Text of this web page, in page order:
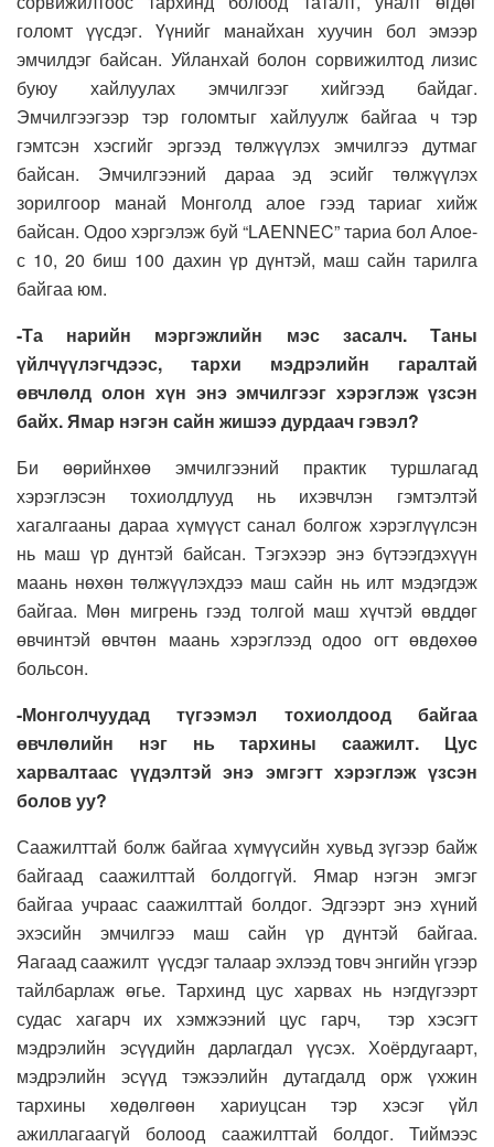
голомт үүсдэг. Үүнийг манайхан хуучин бол эмээр
эмчилдэг байсан. Уйланхай болон сорвижилтод лизис
буюу хайлуулах эмчилгээг хийгээд байдаг.
Эмчилгээгээр тэр голомтыг хайлуулж байгаа ч тэр
гэмтсэн хэсгийг эргээд төлжүүлэх эмчилгээ дутмаг
байсан. Эмчилгээний дараа эд эсийг төлжүүлэх
зорилгоор манай Монголд алое гээд тариаг хийж
байсан. Одоо хэргэлэж буй “LAENNEC” тариа бол Алое-
с 10, 20 биш 100 дахин үр дүнтэй, маш сайн тарилга
байгаа юм.
-Та нарийн мэргэжлийн мэс засалч. Таны
үйлчүүлэгчдээс, тархи мэдрэлийн гаралтай
өвчлөлд олон хүн энэ эмчилгээг хэрэглэж үзсэн
байх. Ямар нэгэн сайн жишээ дурдаач гэвэл?
Би өөрийнхөө эмчилгээний практик туршлагад
хэрэглэсэн тохиолдлууд нь ихэвчлэн гэмтэлтэй
хагалгааны дараа хүмүүст санал болгож хэрэглүүлсэн
нь маш үр дүнтэй байсан. Тэгэхээр энэ бүтээгдэхүүн
маань нөхөн төлжүүлэхдээ маш сайн нь илт мэдэгдэж
байгаа. Мөн мигрень гээд толгой маш хүчтэй өвддөг
өвчинтэй өвчтөн маань хэрэглээд одоо огт өвдөхөө
больсон.
-Монголчуудад түгээмэл тохиолдоод байгаа
өвчлөлийн нэг нь тархины саажилт. Цус
харвалтаас үүдэлтэй энэ эмгэгт хэрэглэж үзсэн
болов уу?
Саажилттай болж байгаа хүмүүсийн хувьд зүгээр байж
байгаад саажилттай болдоггүй. Ямар нэгэн эмгэг
байгаа учраас саажилттай болдог. Эдгээрт энэ хүний
эхэсийн эмчилгээ маш сайн үр дүнтэй байгаа.
Яагаад саажилт үүсдэг талаар эхлээд товч энгийн үгээр
тайлбарлаж өгье. Тархинд цус харвах нь нэгдүгээрт
судас хагарч их хэмжээний цус гарч, тэр хэсэгт
мэдрэлийн эсүүдийн дарлагдал үүсэх. Хоёрдугаарт,
мэдрэлийн эсүүд тэжээлийн дутагдалд орж үхжин
тархины хөдөлгөөн хариуцсан тэр хэсэг үйл
ажиллагаагүй болоод саажилттай болдог. Тиймээс